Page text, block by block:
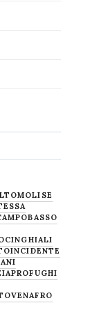
CINGHIALI
INCIDENTE
PROFUGHI
VENAFRO